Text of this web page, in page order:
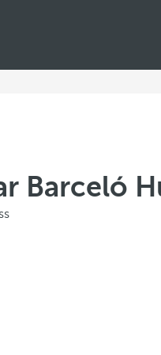
Barceló